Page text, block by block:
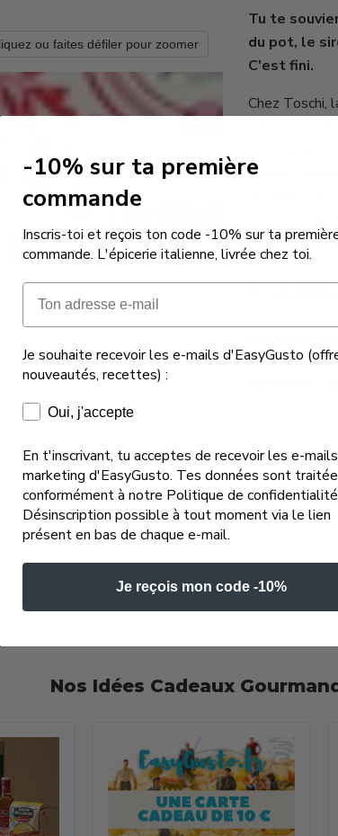
ou faites défiler pour zoomer
Tu te
du pot, le
C'est fini.
Chez Toschi,
l'obsession
commencé
sa chair
la cueille, la
sucre
l'on prépare
En savoir
Combien
Comment
Nos Idées Cadeaux
-10% sur ta première
commande
Inscris-toi et reçois ton code -10% sur ta
commande. L'épicerie italienne, livrée chez toi.
Email
Je souhaite recevoir les e-mails d'EasyGusto
nouveautés, recettes) :
Consentement e-mails marketing
Oui, j'accepte
En t'inscrivant, tu acceptes de recevoir les e-mails
marketing d'EasyGusto. Tes données sont
conformément à notre Politique de
Désinscription possible à tout moment via le lien
présent en bas de chaque e-mail.
Je reçois mon code -10%